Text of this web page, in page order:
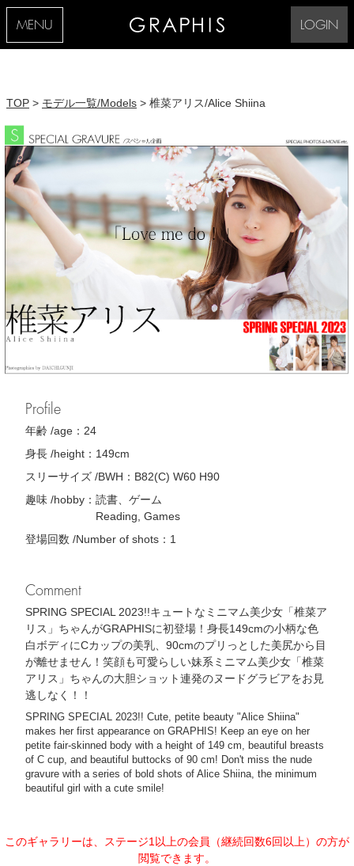
MENU LOGIN
TOP > モデル一覧/Models > 椎菜アリス/Alice Shiina
Profile
年齢 /age： 24
身長 /height： 149cm
スリーサイズ /BWH： B82(C) W60 H90
趣味 /hobby： 読書、ゲーム
Reading, Games
登場回数 /Number of shots： 1
Comment
SPRING SPECIAL 2023!!キュートなミニマム美少女「椎菜ア
リス」ちゃんがGRAPHISに初登場！身長149cmの小柄な色
白ボディにCカップの美乳、90cmのプリっとした美尻から目
が離せません！笑顔も可愛らしい妹系ミニマム美少女「椎菜
アリス」ちゃんの大胆ショット連発のヌードグラビアをお見
逃しなく！！
SPRING SPECIAL 2023!! Cute, petite beauty "Alice Shiina"
makes her first appearance on GRAPHIS! Keep an eye on her
petite fair-skinned body with a height of 149 cm, beautiful breasts
of C cup, and beautiful buttocks of 90 cm! Don't miss the nude
gravure with a series of bold shots of Alice Shiina, the minimum
beautiful girl with a cute smile!
このギャラリーは、ステージ1以上の会員（継続回数6回以上）の方が
閲覧できます。